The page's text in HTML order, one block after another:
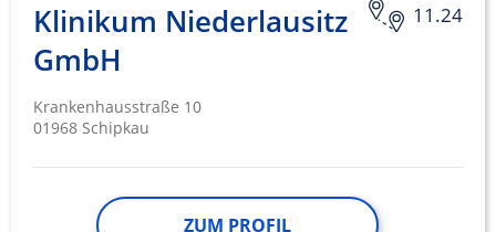
11.24
Klinikum Niederlausitz
GmbH
Krankenhausstraße 10
01968 Schipkau
ZUM PROFIL